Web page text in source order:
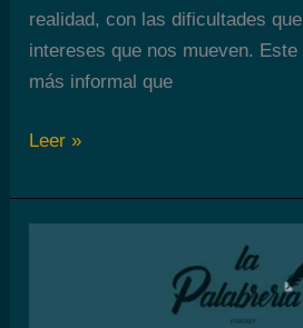
realidad, con las dificultades
intereses que nos mueven.
más informal que
La
Episodio
Leer »